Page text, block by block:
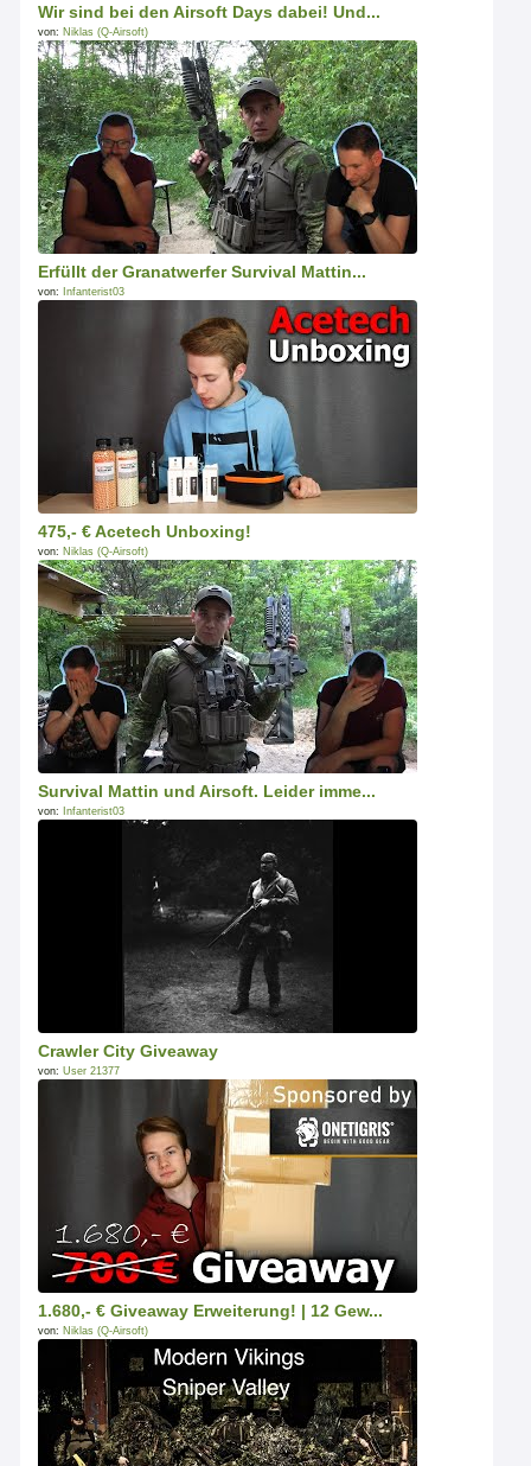
Wir sind bei den Airsoft Days dabei! Und...
von: Niklas (Q-Airsoft)
Erfüllt der Granatwerfer Survival Mattin...
von: Infanterist03
475,- € Acetech Unboxing!
von: Niklas (Q-Airsoft)
Survival Mattin und Airsoft. Leider imme...
von: Infanterist03
Crawler City Giveaway
von: User 21377
1.680,- € Giveaway Erweiterung! | 12 Gew...
von: Niklas (Q-Airsoft)